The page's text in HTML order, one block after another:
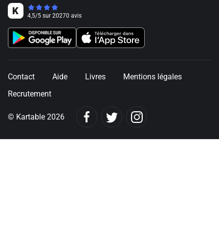
4,5/5 sur 20270 avis
Contact Aide Livres
Mentions légales
Recrutement
© Kartable 2026